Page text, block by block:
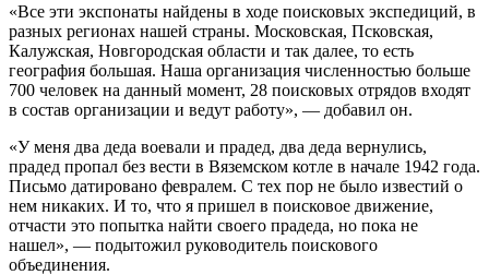
«Все эти экспонаты найдены в ходе поисковых экспедиций, в
разных регионах нашей страны. Московская, Псковская,
Калужская, Новгородская области и так далее, то есть
география большая. Наша организация численностью больше
700 человек на данный момент, 28 поисковых отрядов входят
в состав организации и ведут работу», — добавил он.
«У меня два деда воевали и прадед, два деда вернулись,
прадед пропал без вести в Вяземском котле в начале 1942 года.
Письмо датировано февралем. С тех пор не было известий о
нем никаких. И то, что я пришел в поисковое движение,
отчасти это попытка найти своего прадеда, но пока не
нашел», — подытожил руководитель поискового
объединения.